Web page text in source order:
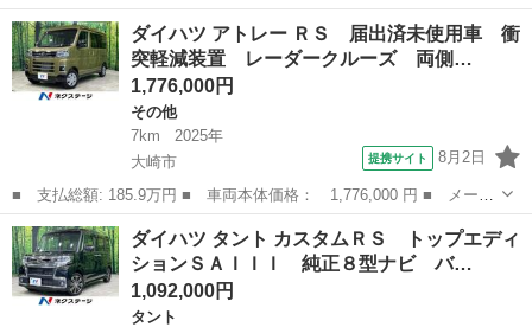
名： ダイハツ ■ 車種名： ミライース ■ グレード名： Ｘ Ｓ
Ａ 社外７インチナビ／フルセグ／ＣＤ／ＤＶＤ／Ｂｌｕｅｔｏｏｔ
ｈ／ドライブ...
宮城 大崎市 ミライース
ダイハツ アトレー ＲＳ 届出済未使用車 衝
突軽減装置 レーダークルーズ 両側…
1,776,000円
その他
7km
2025年
大崎市
提携サイト 8月2日
■ 支払総額: 185.9万円 ■ 車両本体価格： 1,776,000 円 ■ メーカ
ー名： ダイハツ ■ 車種名： アトレー ■ グレード名： ＲＳ
届出済未使用車 衝突軽減装置 レーダークルーズ 両側電動ドア
コーナー...
宮城 大崎市 その他
ダイハツ タント カスタムＲＳ トップエディ
ションＳＡＩＩＩ 純正８型ナビ バ…
1,092,000円
タント